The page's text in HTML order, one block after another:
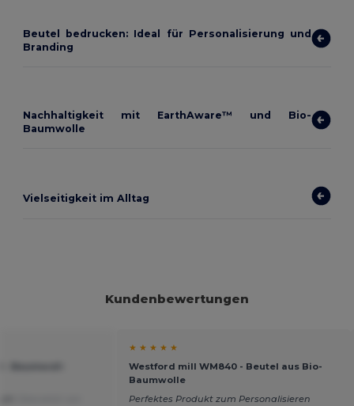
Beutel bedrucken: Ideal für Personalisierung und
Branding
Nachhaltigkeit mit EarthAware™ und Bio-
Baumwolle
Vielseitigkeit im Alltag
Kundenbewertungen
★ ★ ★ ★ ★
Westford mill WM840 - Beutel aus Bio-
Baumwolle
Perfektes Produkt zum Personalisieren